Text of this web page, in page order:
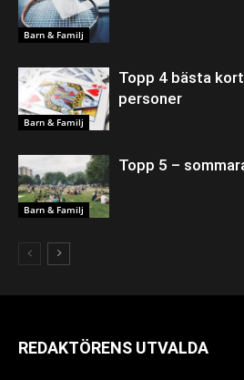
Barn & Familj
Barn & Familj
Topp 4 bästa
personer
Barn & Familj
Topp 5 –
REDAKTÖRENS UTVALDA